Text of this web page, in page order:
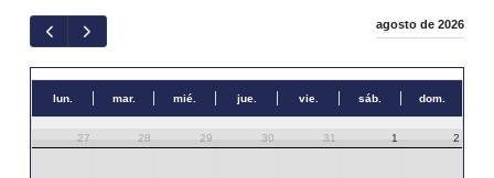
agosto de 2026
lun. mar. mié. jue. vie. sáb. dom.
27 28 29 30 31 1 2